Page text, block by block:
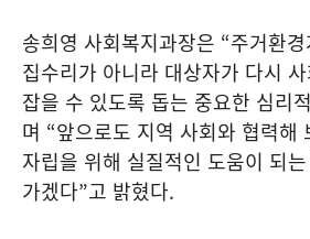
송희영 사회복지과장은 “주거환
집수리가 아니라 대상자가 다시
잡을 수 있도록 돕는 중요한 심리적
며 “앞으로도 지역 사회와 협력해
자립을 위해 실질적인 도움이 되
가겠다”고 밝혔다.